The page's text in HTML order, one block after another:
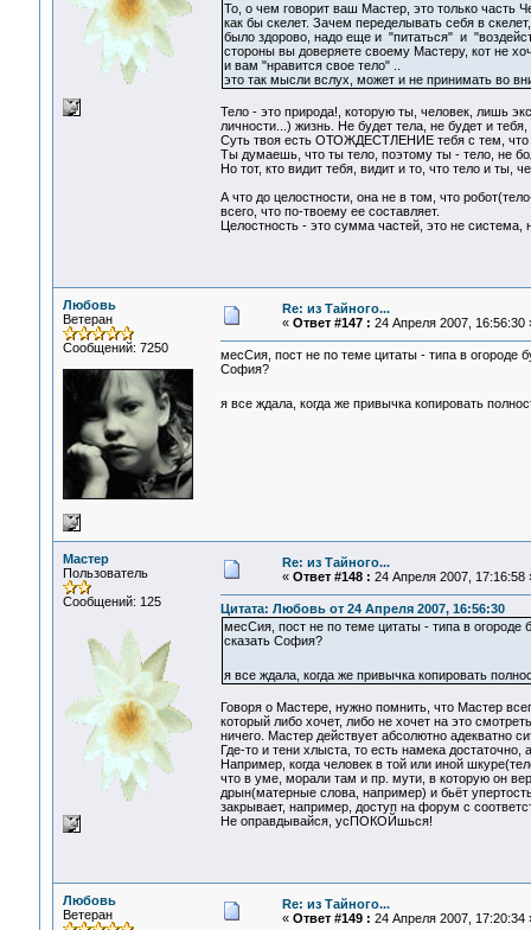
То, о чем говорит ваш Мастер, это только часть
как бы скелет. Зачем переделывать себя в
было здорово, надо еще и "питаться" и
стороны вы доверяете своему Мастеру, кот не
и вам "нравится свое тело" ..
это так мысли вслух, может и не принимать во
Тело - это природа!, которую ты, человек, лишь
личности...) жизнь. Не будет тела, не будет и
Суть твоя есть ОТОЖДЕСТЛЕНИЕ тебя с тем,
Ты думаешь, что ты тело, поэтому ты - тело, не
Но тот, кто видит тебя, видит и то, что тело и ты,
А что до целостности, она не в том, что
всего, что по-твоему ее составляет.
Целостность - это сумма частей, это не
Любовь
Ветеран
Сообщений: 7250
Re: из Тайного...
« Ответ #147 : 24 Апреля 2007, 16:56:30
месСия, пост не по теме цитаты - типа в огороде
София?
я все ждала, когда же привычка копировать
Мастер
Пользователь
Сообщений: 125
Re: из Тайного...
« Ответ #148 : 24 Апреля 2007, 17:16:58
Цитата: Любовь от 24 Апреля 2007, 16:56:30
месСия, пост не по теме цитаты - типа в огороде
сказать София?
я все ждала, когда же привычка копировать
Говоря о Мастере, нужно помнить, что Мастер
который либо хочет, либо не хочет на это
ничего. Мастер действует абсолютно адекватно
Где-то и тени хлыста, то есть намека достаточно,
Например, когда человек в той или иной
что в уме, морали там и пр. мути, в которую он
дрын(матерные слова, например) и бьёт
закрывает, например, доступ на форум с
Не оправдывайся, усПОКОЙшься!
Любовь
Ветеран
Re: из Тайного...
« Ответ #149 : 24 Апреля 2007, 17:20:34